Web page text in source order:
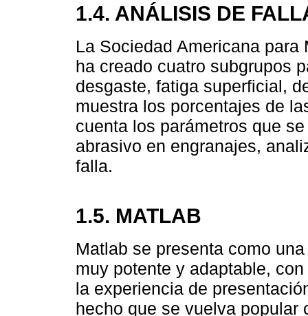
1.4. ANÁLISIS DE
La Sociedad Americana
ha creado cuatro subgrupos
desgaste, fatiga superficial,
muestra los porcentajes de
cuenta los parámetros que
abrasivo en engranajes,
falla.
1.5. MATLAB
Matlab se presenta como
muy potente y adaptable,
la experiencia de
hecho que se vuelva popular